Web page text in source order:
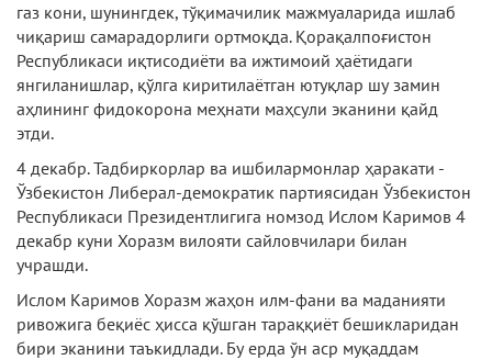
газ кони, шунингдек, тўқимачилик мажмуаларида ишлаб
чиқариш самарадорлиги ортмоқда. Қорақалпоғистон
Республикаси иқтисодиёти ва ижтимоий ҳаётидаги
янгиланишлар, қўлга киритилаётган ютуқлар шу замин
аҳлининг фидокорона меҳнати маҳсули эканини қайд
этди.
4 декабр. Тадбиркорлар ва ишбилармонлар ҳаракати -
Ўзбекистон Либерал-демократик партиясидан Ўзбекистон
Республикаси Президентлигига номзод Ислом Каримов 4
декабр куни Хоразм вилояти сайловчилари билан
учрашди.
Ислом Каримов Хоразм жаҳон илм-фани ва маданияти
ривожига беқиёс ҳисса қўшган тараққиёт бешикларидан
бири эканини таъкидлади. Бу ерда ўн аср муқаддам